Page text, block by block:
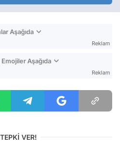
Aşağıda
Reklam
Aşağıda
Reklam
VER!